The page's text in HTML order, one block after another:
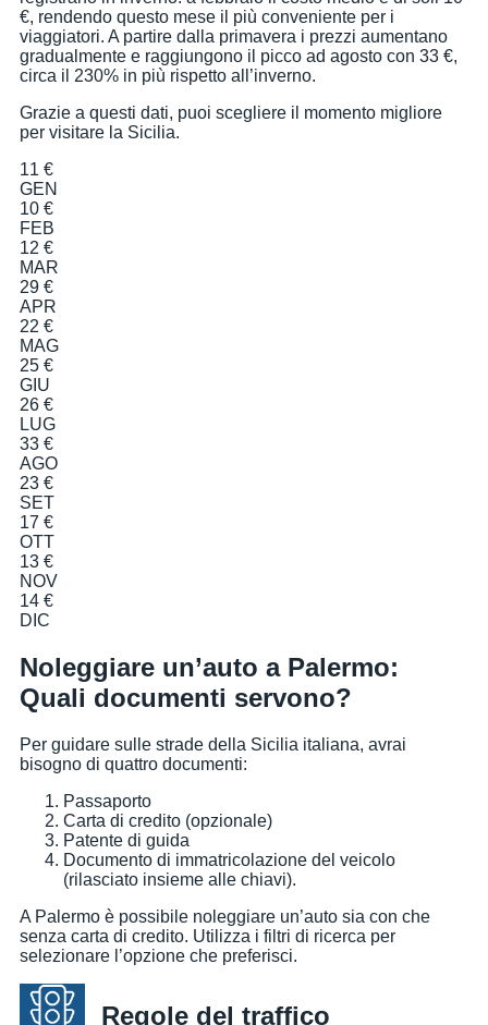
€, rendendo questo mese il più conveniente per i
viaggiatori. A partire dalla primavera i prezzi aumentano
gradualmente e raggiungono il picco ad agosto con 33 €,
circa il 230% in più rispetto all’inverno.
Grazie a questi dati, puoi scegliere il momento migliore
per visitare la Sicilia.
11 €
GEN
10 €
FEB
12 €
MAR
29 €
APR
22 €
MAG
25 €
GIU
26 €
LUG
33 €
AGO
23 €
SET
17 €
OTT
13 €
NOV
14 €
DIC
Noleggiare un’auto a Palermo:
Quali documenti servono?
Per guidare sulle strade della Sicilia italiana, avrai
bisogno di quattro documenti:
Passaporto
Carta di credito (opzionale)
Patente di guida
Documento di immatricolazione del veicolo
(rilasciato insieme alle chiavi).
A Palermo è possibile noleggiare un’auto sia con che
senza carta di credito. Utilizza i filtri di ricerca per
selezionare l’opzione che preferisci.
Regole del traffico